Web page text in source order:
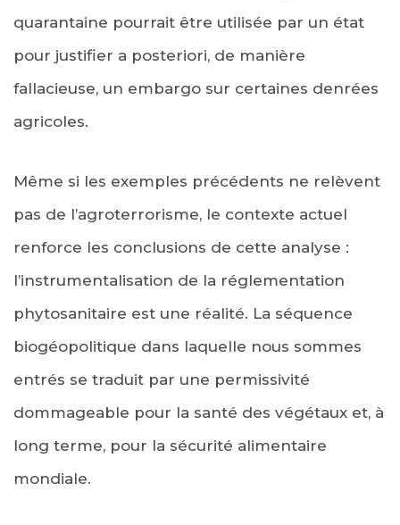
quarantaine pourrait être utilisée par un état
pour justifier a posteriori, de manière
fallacieuse, un embargo sur certaines denrées
agricoles.
Même si les exemples précédents ne relèvent
pas de l’agroterrorisme, le contexte actuel
renforce les conclusions de cette analyse :
l’instrumentalisation de la réglementation
phytosanitaire est une réalité. La séquence
biogéopolitique dans laquelle nous sommes
entrés se traduit par une permissivité
dommageable pour la santé des végétaux et, à
long terme, pour la sécurité alimentaire
mondiale.